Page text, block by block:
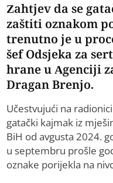
Zahtjev da se
zaštiti oznakom
trenutno je u
šef Odsjeka za
hrane u Agenciji
Dragan Brenjo.
Učestvujući na
gatački kajmak iz
BiH od avgusta 2024.
u septembru prošle
oznake porijekla na